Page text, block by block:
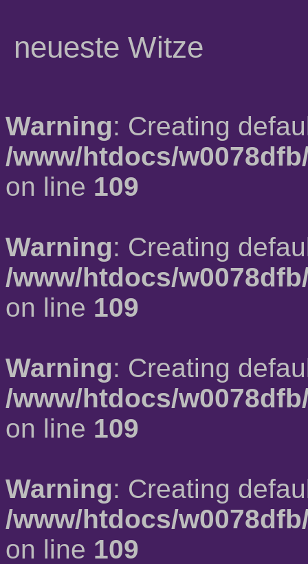
neueste Witze
Warning: Creating
/www/htdocs/
on line 109
Warning: Creating
/www/htdocs/
on line 109
Warning: Creating
/www/htdocs/
on line 109
Warning: Creating
/www/htdocs/
on line 109